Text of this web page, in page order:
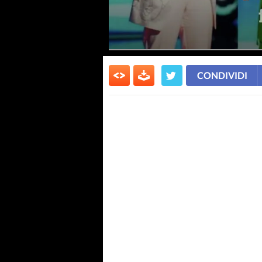
CONDIVIDI